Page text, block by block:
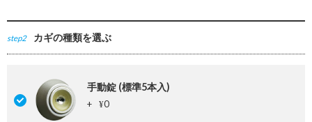
step2 カギの種類を選ぶ
手動錠 (標準5本入)
+ ¥0